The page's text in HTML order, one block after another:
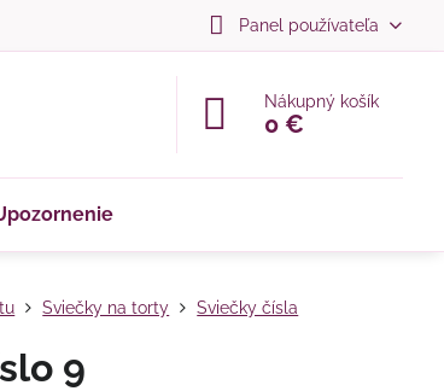
Panel používateľa
Nákupný košík
0 €
Sviečky na torty Sviečky čísla
9